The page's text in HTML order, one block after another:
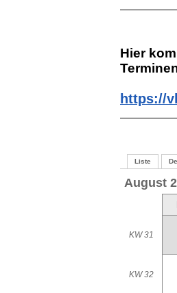
Hier
https://
Liste
August
KW 31
KW 32